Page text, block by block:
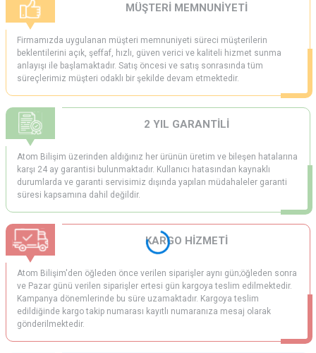
MÜŞTERİ MEMNUNİYETİ
Firmamızda uygulanan müşteri memnuniyeti süreci müşterilerin
beklentilerini açık, şeffaf, hızlı, güven verici ve kaliteli hizmet sunma
anlayışı ile başlamaktadır. Satış öncesi ve satış sonrasında tüm
süreçlerimiz müşteri odaklı bir şekilde devam etmektedir.
2 YIL GARANTİLİ
Atom Bilişim üzerinden aldığınız her ürünün üretim ve bileşen hatalarına
karşı 24 ay garantisi bulunmaktadır. Kullanıcı hatasından kaynaklı
durumlarda ve garanti servisimiz dışında yapılan müdahaleler garanti
süresi kapsamına dahil değildir.
KARGO HİZMETİ
Atom Bilişim'den öğleden önce verilen siparişler aynı gün;öğleden sonra
ve Pazar günü verilen siparişler ertesi gün kargoya teslim edilmektedir.
Kampanya dönemlerinde bu süre uzamaktadır. Kargoya teslim
edildiğinde kargo takip numarası kayıtlı numaranıza mesaj olarak
gönderilmektedir.